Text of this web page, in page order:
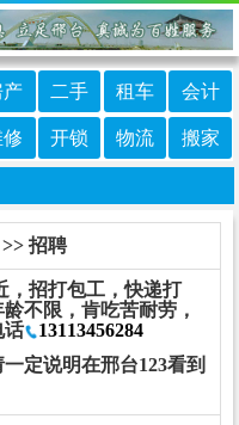
产 二手 租车 会计
开锁 物流 搬家
招聘
，招打包工，快递打
不限，肯吃苦耐劳，
话
13113456284
一定说明在邢台123看到